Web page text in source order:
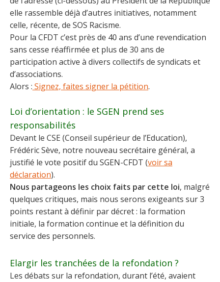
elle rassemble déjà d’autres initiatives, notamment
celle, récente, de SOS Racisme.
Pour la CFDT c’est près de 40 ans d’une revendication
sans cesse réaffirmée et plus de 30 ans de
participation active à divers collectifs de syndicats et
d’associations.
Alors : Signez, faites signer la pétition.
Loi d’orientation : le SGEN prend ses
responsabilités
Devant le CSE (Conseil supérieur de l’Education),
Frédéric Sève, notre nouveau secrétaire général, a
justifié le vote positif du SGEN-CFDT (voir sa
déclaration).
Nous partageons les choix faits par cette loi, malgré
quelques critiques, mais nous serons exigeants sur 3
points restant à définir par décret : la formation
initiale, la formation continue et la définition du
service des personnels.
Elargir les tranchées de la refondation ?
Les débats sur la refondation, durant l’été, avaient